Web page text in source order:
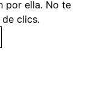
por ella. No te
clics.